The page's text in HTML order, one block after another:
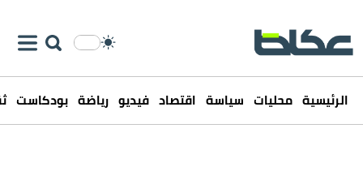
الرئيسية محليات سياسة اقتصاد فيديو رياضة بودكاست